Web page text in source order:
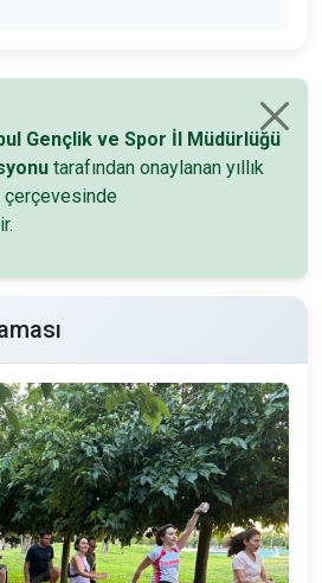
Gençlik ve Spor İl Müdürlüğü
tarafından onaylanan yıllık
çerçevesinde